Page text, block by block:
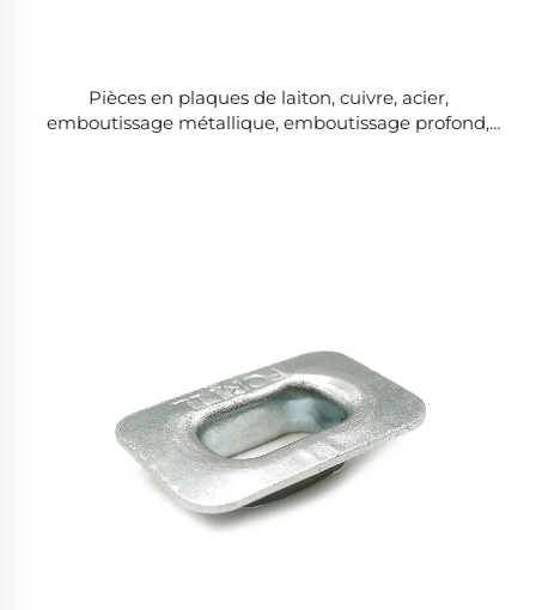
Pièces en plaques de laiton, cuivre, acier,
emboutissage métallique, emboutissage profond,